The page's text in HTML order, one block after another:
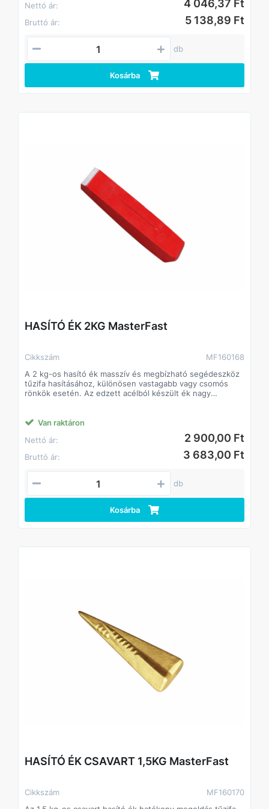
Nettó ár: 4 046,37 Ft
Bruttó ár: 5 138,89 Ft
db
Kosárba
HASÍTÓ ÉK 2KG MasterFast
Cikkszám
MF160168
A 2 kg-os hasító ék masszív és megbízható segédeszköz
tűzifa hasításához, különösen vastagabb vagy csomós
rönkök esetén. Az edzett acélból készült ék nagy
pöröllyel történő használat során.
• 2 kg-os tömeg – nagy hasítóerő, hatékony
• Edzett acél kivitel – rendkívül strapabíró, hosszú
élettartam
• Éles, ék alakú forma – gyors és hatékony fahasítás
• Nagy ütésállóság – intenzív használatra is alkalmas
• Egyszerű, karbantartásmentes eszköz
• Vastag tűzifa és rönkök hasítása
• Csomós, nehezen hasadó fa feldolgozása
• Kandallóhoz, kályhához fa előkészítése
Van raktáron
Nettó ár:
2 900,00 Ft
Bruttó ár: 3 683,00 Ft
db
Kosárba
HASÍTÓ ÉK CSAVART 1,5KG MasterFast
Cikkszám
MF160170